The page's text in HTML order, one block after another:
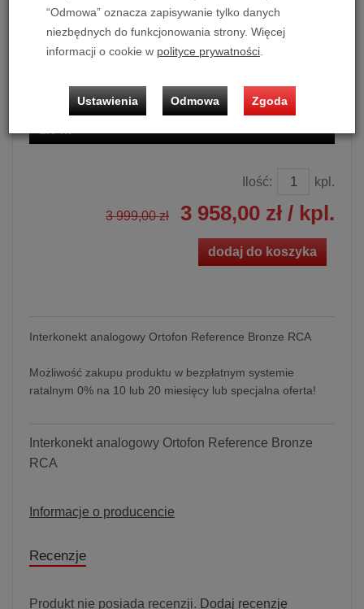
Powiadom o dostępności
Historia ceny
Dostępne długości
Ilość: kpl.
3 999,00 zł 3 958,00 zł / kpl.
dodaj do koszyka
Interkonekt analogowy Ortofon Reference Bronze RCA
Możliwość zakupu produktu w bezpłatnym systemie
ratalnym 0% na 10 lub 20 miesięcy lub specjalna oferta!
Interkonekt analogowy Ortofon Reference Bronze
RCA
Informacje o producencie
Recenzje
Produkt nie posiada recenzji. Dodaj recenzję
“Odmowa” oznacza zapisywanie tylko danych
niezbędnych do funkcjonowania strony. Więcej
informacji o cookie w polityce prywatności
Ustawienia Odmowa Zgoda